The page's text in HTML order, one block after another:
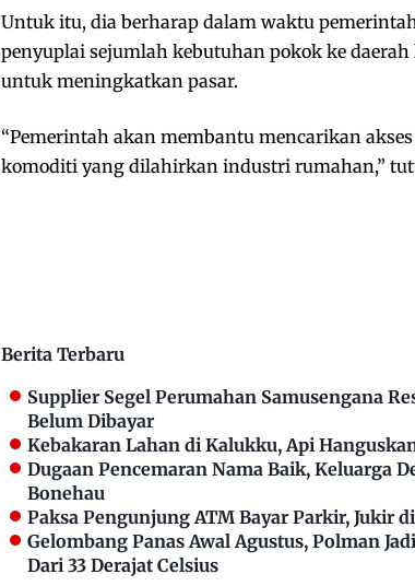
Untuk itu, dia berharap dalam waktu
penyuplai sejumlah kebutuhan pokok ke
untuk meningkatkan pasar.
“Pemerintah akan membantu mencarikan
komoditi yang dilahirkan industri rumahan,”
Berita Terbaru
Supplier Segel Perumahan Samusengana
Belum Dibayar
Kebakaran Lahan di Kalukku, Api
Dugaan Pencemaran Nama Baik, Keluarga
Bonehau
Paksa Pengunjung ATM Bayar Parkir, Jukir
Gelombang Panas Awal Agustus, Polman
Dari 33 Derajat Celsius